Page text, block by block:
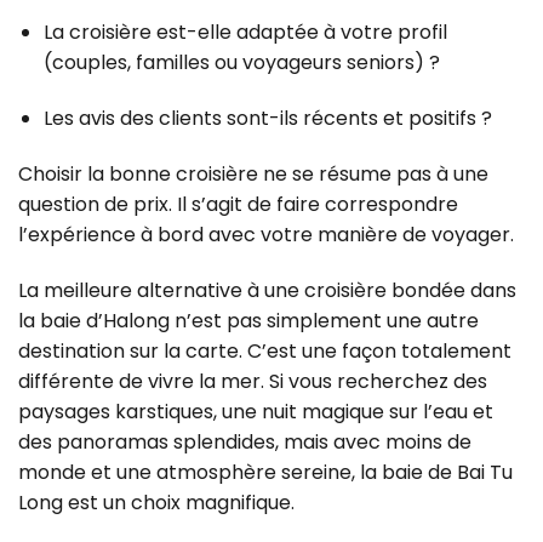
La croisière est-elle adaptée à votre profil
(couples, familles ou voyageurs seniors) ?
Les avis des clients sont-ils récents et positifs ?
Choisir la bonne croisière ne se résume pas à une
question de prix. Il s’agit de faire correspondre
l’expérience à bord avec votre manière de voyager.
La meilleure alternative à une croisière bondée dans
la baie d’Halong n’est pas simplement une autre
destination sur la carte. C’est une façon totalement
différente de vivre la mer. Si vous recherchez des
paysages karstiques, une nuit magique sur l’eau et
des panoramas splendides, mais avec moins de
monde et une atmosphère sereine, la baie de Bai Tu
Long est un choix magnifique.